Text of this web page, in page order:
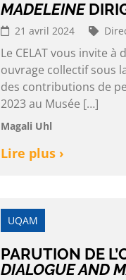
MADELEINE
21 avril 2024
Le CELAT vous invite
ouvrage collectif sous
des contributions de
2023 au Musée […]
Magali Uhl
Lire plus ›
UQAM
PARUTION DE
DIALOGUE AND